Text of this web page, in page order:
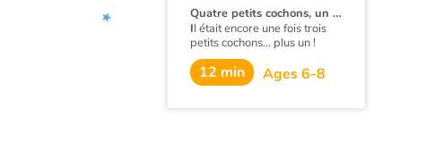
Quatre petits cochons, un lapin, une vache, un castor et… un loup !
Il était encore une fois trois
petits cochons… plus un !
Détournement de conte en
perspective.
12 min Ages 6-8